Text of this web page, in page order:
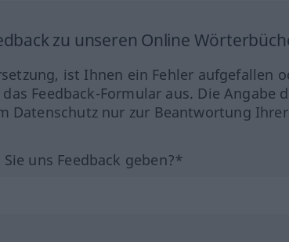
zu unseren Online
ist Ihnen ein Fehler aufgefallen
Feedback-Formular aus. Die
Datenschutz nur zur Beantwortung
uns Feedback geben?*